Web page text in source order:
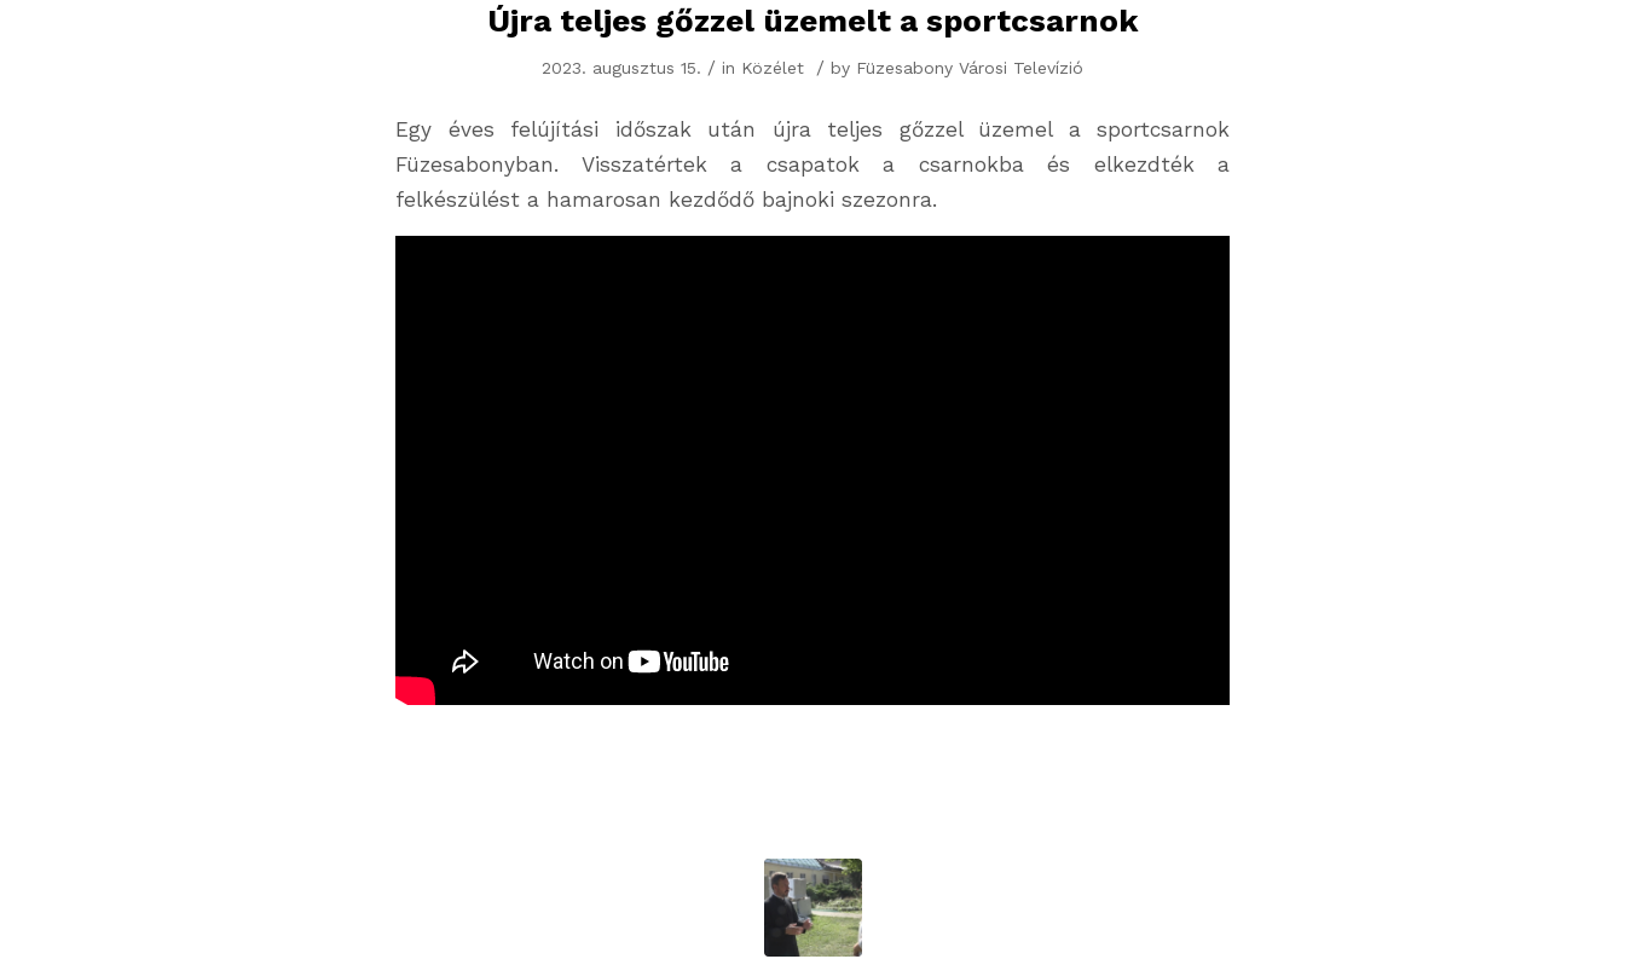
Újra teljes gőzzel üzemelt a sportcsarnok
2023. augusztus 15. / in Közélet / by Füzesabony Városi Televízió
Egy éves felújítási időszak után újra teljes gőzzel üzemel a sportcsarnok
Füzesabonyban. Visszatértek a csapatok a csarnokba és elkezdték a
felkészülést a hamarosan kezdődő bajnoki szezonra.